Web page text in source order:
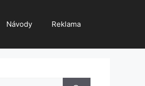
Návody Reklama